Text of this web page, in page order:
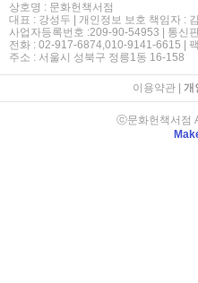
상호명 : 문화헌책서점
대표 : 강성두 | 개인정보 보호 책임자 :
사업자등록번호 :209-90-54953 | 통신
전화 : 02-917-6874,010-9141-6615 |
주소 : 서울시 성북구 정릉1동 16-158
이용약관| 개
ⓒ문화헌책서점